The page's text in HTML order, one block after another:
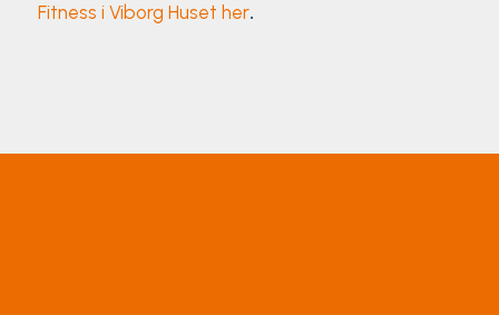
Fitness i Viborg Huset her.